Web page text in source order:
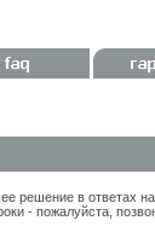
решение в ответах на
- пожалуйста,